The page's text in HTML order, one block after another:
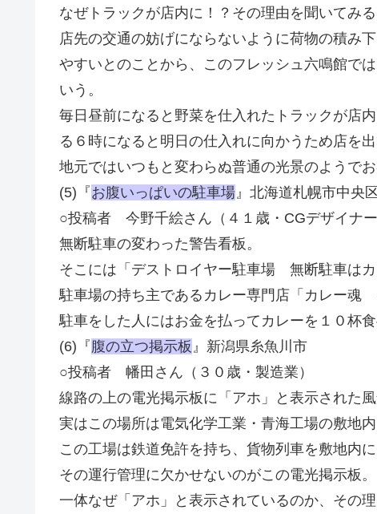
なぜトラックが店内に！？その理由を聞いてみる
店先の交通の妨げにならないように荷物の積み
やすいとのことから、このフレッシュ六鳴館で
いう。
毎日昼前になると野菜を仕入れたトラックが店
る６時になると明日の仕入れに向かうため店を出
地元ではいつもと変わらぬ普通の光景のようで
(5)『お腹いっぱいの駐車場 』北海道札幌市中央
○投稿者 今野千絵さん（４１歳・CGデザイナー
無断駐車の変わった警告看板。
そこには「デストロイヤー駐車場 無断駐車はカ
駐車場の持ち主であるカレー専門店「カレー魂
駐車をした人にはお金を払ってカレーを１０杯
(6)『腹の立つ掲示板 』新潟県糸魚川市
○投稿者 幡田さん（３０歳・製造業）
線路の上の電光掲示板に「アホ」と表示された風
実はこの場所は電気化学工業・青海工場の敷地内
この工場は鉄道免許を持ち、貨物列車を敷地内に
その運行管理に欠かせないのがこの電光掲示板。
一体なぜ「アホ」と表示されているのか、その理